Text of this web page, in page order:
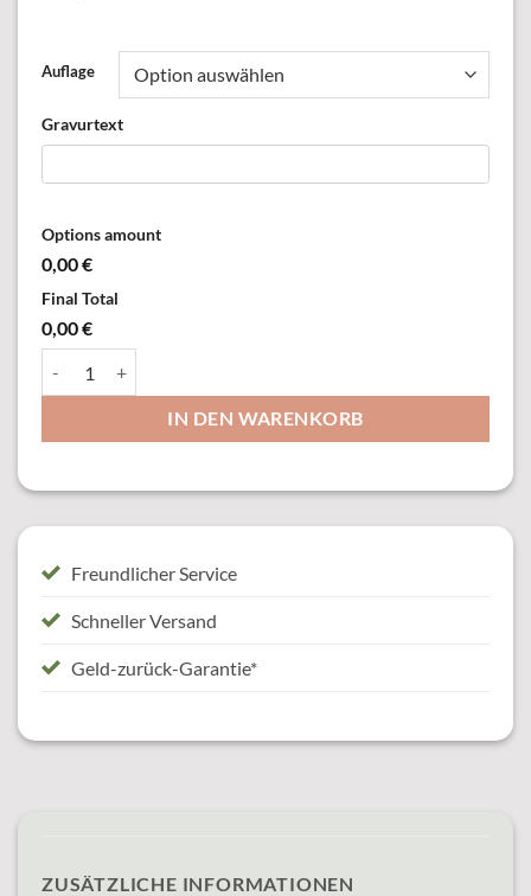
Auflage
Gravurtext
Options amount
0,00 €
Final Total
0,00 €
IN DEN WARENKORB
Freundlicher Service
Schneller Versand
Geld-zurück-Garantie*
ZUSÄTZLICHE INFORMATIONEN